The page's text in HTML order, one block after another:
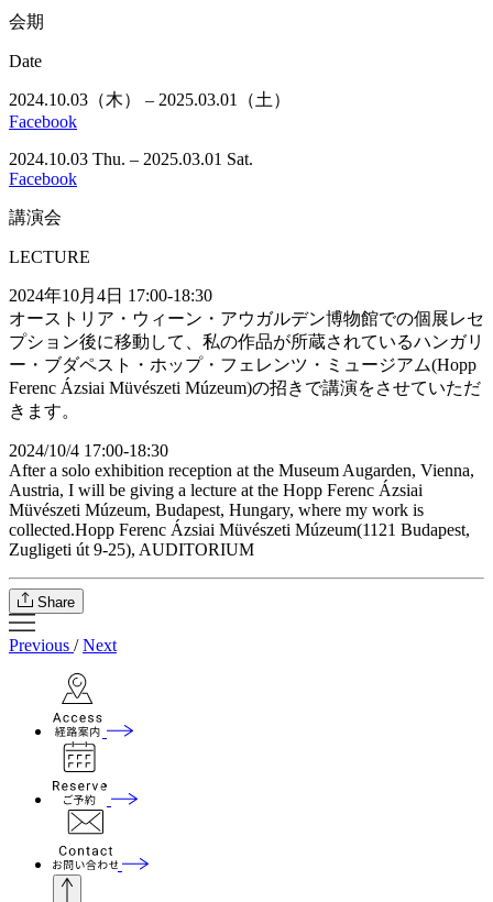
会期
Date
2024.10.03（木） – 2025.03.01（土）
Facebook
2024.10.03 Thu. – 2025.03.01 Sat.
Facebook
講演会
LECTURE
2024年10月4日 17:00-18:30
オーストリア・ウィーン・アウガルデン博物館での個展レセ
プション後に移動して、私の作品が所蔵されているハンガリ
ー・ブダペスト・ホップ・フェレンツ・ミュージアム(Hopp
Ferenc Ázsiai Müvészeti Múzeum)の招きで講演をさせていただ
きます。
2024/10/4 17:00-18:30
After a solo exhibition reception at the Museum Augarden, Vienna,
Austria, I will be giving a lecture at the Hopp Ferenc Ázsiai
Müvészeti Múzeum, Budapest, Hungary, where my work is
collected.Hopp Ferenc Ázsiai Müvészeti Múzeum(1121 Budapest,
Zugligeti út 9-25), AUDITORIUM
Share
Previous / Next